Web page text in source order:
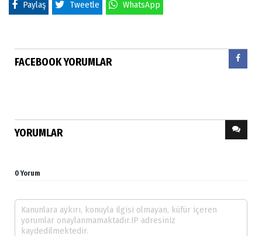
Paylaş Tweetle WhatsApp
FACEBOOK YORUMLAR
YORUMLAR
0 Yorum